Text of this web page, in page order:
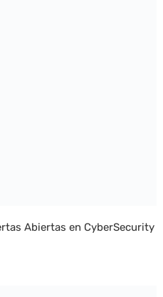
Abiertas en CyberSecurity